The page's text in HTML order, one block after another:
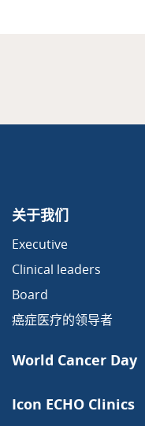
关于我们
Executive
Clinical leaders
Board
癌症医疗的领导者
World Cancer Day
Icon ECHO Clinics